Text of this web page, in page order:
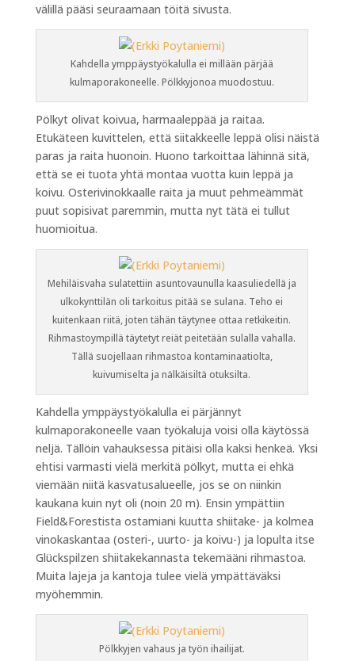
välillä pääsi seuraamaan töitä sivusta.
Kahdella ymppäystyökalulla ei millään pärjää
kulmaporakoneelle. Pölkkyjonoa muodostuu.
Pölkyt olivat koivua, harmaaleppää ja raitaa.
Etukäteen kuvittelen, että siitakkeelle leppä olisi näistä
paras ja raita huonoin. Huono tarkoittaa lähinnä sitä,
että se ei tuota yhtä montaa vuotta kuin leppä ja
koivu. Osterivinokkaalle raita ja muut pehmeämmät
puut sopisivat paremmin, mutta nyt tätä ei tullut
huomioitua.
Mehiläisvaha sulatettiin asuntovaunulla kaasuliedellä ja
ulkokynttilän oli tarkoitus pitää se sulana. Teho ei
kuitenkaan riitä, joten tähän täytynee ottaa retkikeitin.
Rihmastoympillä täytetyt reiät peitetään sulalla vahalla.
Tällä suojellaan rihmastoa kontaminaatiolta,
kuivumiselta ja nälkäisiltä otuksilta.
Kahdella ymppäystyökalulla ei pärjännyt
kulmaporakoneelle vaan työkaluja voisi olla käytössä
neljä. Tällöin vahauksessa pitäisi olla kaksi henkeä. Yksi
ehtisi varmasti vielä merkitä pölkyt, mutta ei ehkä
viemään niitä kasvatusalueelle, jos se on niinkin
kaukana kuin nyt oli (noin 20 m). Ensin ympättiin
Field&Forestista ostamiani kuutta shiitake- ja kolmea
vinokaskantaa (osteri-, uurto- ja koivu-) ja lopulta itse
Glückspilzen shiitakekannasta tekemääni rihmastoa.
Muita lajeja ja kantoja tulee vielä ympättäväksi
myöhemmin.
Pölkkyjen vahaus ja työn ihailijat.